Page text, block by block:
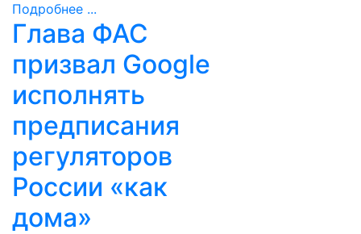
Подробнее ...
Глава ФАС
призвал Google
исполнять
предписания
регуляторов
России «как
дома»